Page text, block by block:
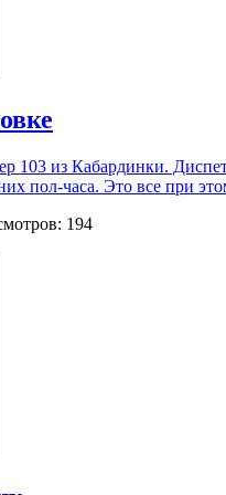
103 из Кабардинки.
пол-часа. Это все при
194